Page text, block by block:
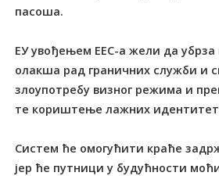
пасоша.
ЕУ увођењем ЕЕС-а жели да убрза
олакша рад граничних служби и
злоупотребу визног режима и
те кориштење лажних
Систем ће омогућити краће
јер ће путници у будућности